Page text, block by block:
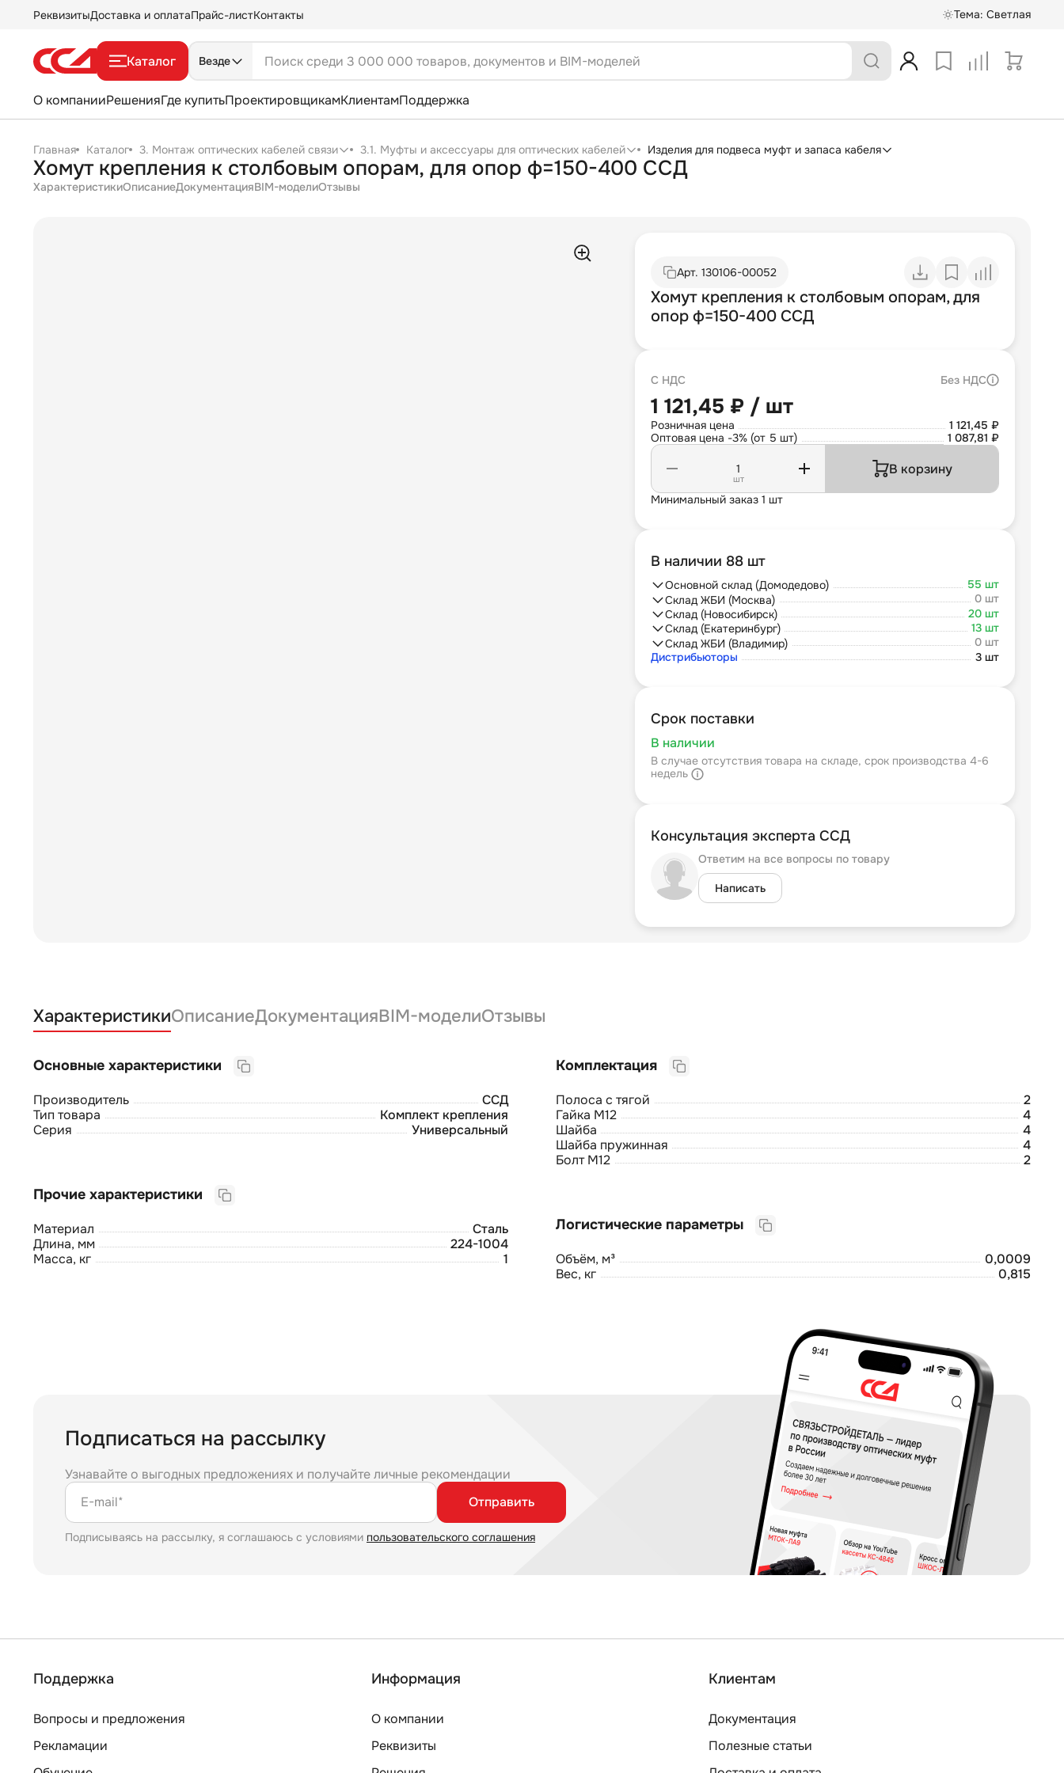
РеквизитыДоставка и оплатаПрайс-листКонтакты Тема: Светлая
Каталог Везде
О компанииРешенияГде купитьПроектировщикамКлиентамПоддержка
Главная Каталог 3. Монтаж оптических кабелей связи 3.1. Муфты и аксессуары для оптических кабелей Изделия для подвеса муфт и запаса кабеля
Хомут крепления к столбовым опорам, для опор ф=150-400 ССД
ХарактеристикиОписаниеДокументацияBIM-моделиОтзывы
Арт. 130106-00052
Хомут крепления к столбовым опорам, для
опор ф=150-400 ССД
С НДС Без НДС
1 121,45 ₽ / шт
Розничная цена
1 121,45 ₽
Оптовая цена -3% (от 5 шт)
1 087,81 ₽
шт
В корзину
Минимальный заказ 1 шт
В наличии 88 шт
Основной склад (Домодедово)
55 шт
Склад ЖБИ (Москва)
0 шт
Склад (Новосибирск)
20 шт
Склад (Екатеринбург)
13 шт
Склад ЖБИ (Владимир)
0 шт
Дистрибьюторы
3 шт
Срок поставки
В наличии
В случае отсутствия товара на складе, срок производства 4-6
недель
Консультация эксперта ССД
Ответим на все вопросы по товару
Написать
ХарактеристикиОписаниеДокументацияBIM-моделиОтзывы
Производитель
ССД
Тип товара
Комплект крепления
Серия
Универсальный
Материал
Сталь
Длина, мм
224-1004
Масса, кг
1
Полоса с тягой
2
Гайка М12
4
Шайба
4
Шайба пружинная
4
Болт М12
2
Объём, м³
0,0009
Вес, кг
0,815
Подписаться на рассылку
Узнавайте о выгодных предложениях и получайте личные рекомендации
E-mail*
Отправить
Подписываясь на рассылку, я соглашаюсь с условиями пользовательского соглашения
Поддержка
Вопросы и предложения
Рекламации
Информация
О компании
Реквизиты
Клиентам
Документация
Полезные статьи